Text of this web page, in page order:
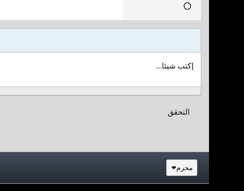
إكتب شيئا...
التحقق
محرم